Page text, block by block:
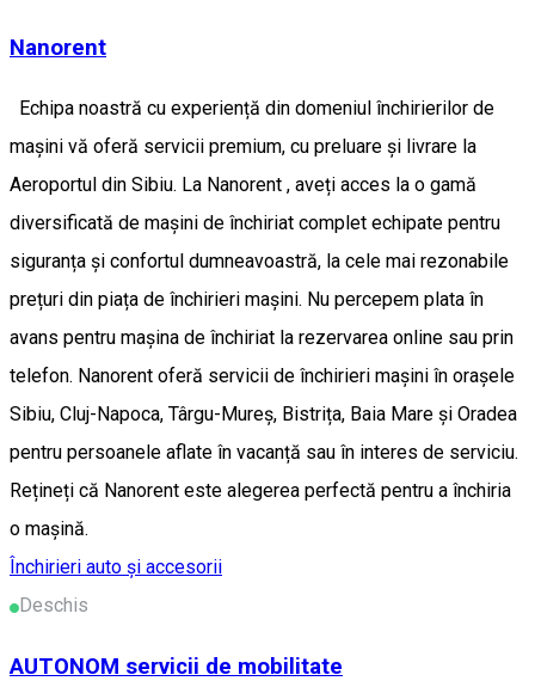
Nanorent
Echipa noastră cu experiență din domeniul închirierilor de
mașini vă oferă servicii premium, cu preluare și livrare la
Aeroportul din Sibiu. La Nanorent , aveți acces la o gamă
diversificată de mașini de închiriat complet echipate pentru
siguranța și confortul dumneavoastră, la cele mai rezonabile
prețuri din piața de închirieri mașini. Nu percepem plata în
avans pentru mașina de închiriat la rezervarea online sau prin
telefon. Nanorent oferă servicii de închirieri mașini în orașele
Sibiu, Cluj-Napoca, Târgu-Mureș, Bistrița, Baia Mare și Oradea
pentru persoanele aflate în vacanță sau în interes de serviciu.
Rețineți că Nanorent este alegerea perfectă pentru a închiria
o mașină.
Închirieri auto și accesorii
Deschis
AUTONOM servicii de mobilitate